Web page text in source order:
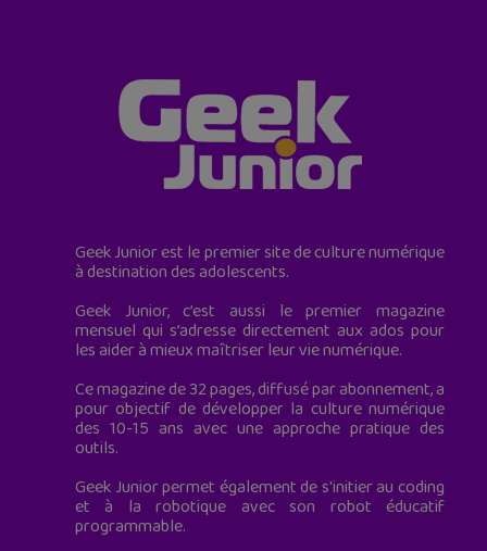
Geek Junior est le premier site de culture numérique
à destination des adolescents.
Geek Junior, c’est aussi le premier magazine
mensuel qui s’adresse directement aux ados pour
les aider à mieux maîtriser leur vie numérique.
Ce magazine de 32 pages, diffusé par abonnement, a
pour objectif de développer la culture numérique
des 10-15 ans avec une approche pratique des
outils.
Geek Junior permet également de s'initier au coding
et à la robotique avec son robot éducatif
programmable.